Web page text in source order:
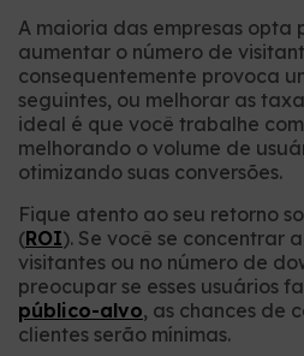
A maioria das empresas opta
aumentar o número de
consequentemente provoca
seguintes, ou melhorar as
ideal é que você trabalhe
melhorando o volume de
otimizando suas conversões.
Fique atento ao seu retorno
(ROI). Se você se concentrar
visitantes ou no número de
preocupar se esses usuários
público-alvo, as chances de
clientes serão mínimas.